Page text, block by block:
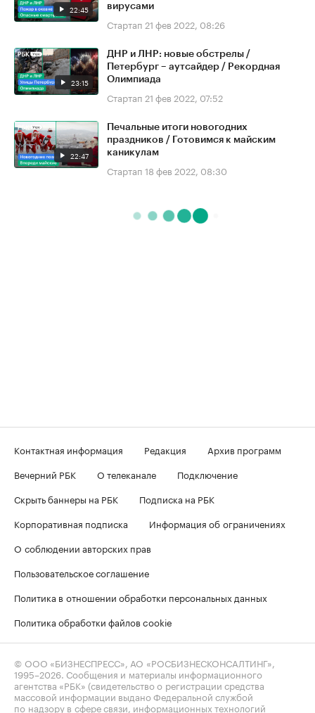
22:45
вирусами
Стартап 21 фев 2022, 08:26
23:15
ДНР и ЛНР: новые обстрелы /
Петербург – аутсайдер / Рекордная
Олимпиада
Стартап 21 фев 2022, 07:52
22:47
Печальные итоги новогодних
праздников / Готовимся к майским
каникулам
Стартап 18 фев 2022, 08:30
Контактная информация Редакция
Архив программ
Вечерний РБК
О телеканале
Подключение
Скрыть баннеры на РБК
Подписка на РБК
Корпоративная подписка
Информация об ограничениях
О соблюдении авторских прав
Пользовательское соглашение
Политика в отношении обработки персональных данных
Политика обработки файлов cookie
© ООО «БИЗНЕСПРЕСС», АО «РОСБИЗНЕСКОНСАЛТИНГ»,
1995–2026 . Сообщения и материалы информационного
агентства «РБК» (свидетельство о регистрации средства
массовой информации выдано Федеральной службой
по надзору в сфере связи, информационных технологий